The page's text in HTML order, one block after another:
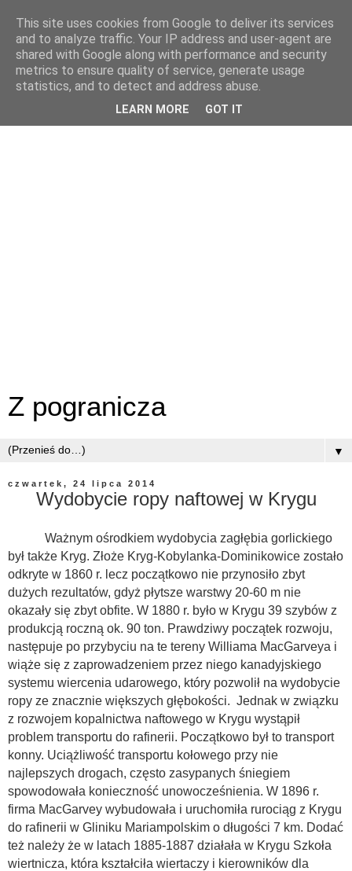
Z pogranicza
▼
czwartek, 24 lipca 2014
Wydobycie ropy naftowej w Krygu
Ważnym ośrodkiem wydobycia zagłębia gorlickiego
był także Kryg. Złoże Kryg-Kobylanka-Dominikowice zostało
odkryte w 1860 r. lecz początkowo nie przynosiło zbyt
dużych rezultatów, gdyż płytsze warstwy 20-60 m nie
okazały się zbyt obfite. W 1880 r. było w Krygu 39 szybów z
produkcją roczną ok. 90 ton. Prawdziwy początek rozwoju,
następuje po przybyciu na te tereny Williama MacGarveya i
wiąże się z zaprowadzeniem przez niego kanadyjskiego
systemu wiercenia udarowego, który pozwolił na wydobycie
ropy ze znacznie większych głębokości. Jednak w związku
z rozwojem kopalnictwa naftowego w Krygu wystąpił
problem transportu do rafinerii. Początkowo był to transport
konny. Uciążliwość transportu kołowego przy nie
najlepszych drogach, często zasypanych śniegiem
spowodowała konieczność unowocześnienia. W 1896 r.
firma MacGarvey wybudowała i uruchomiła rurociąg z Krygu
do rafinerii w Gliniku Mariampolskim o długości 7 km. Dodać
też należy że w latach 1885-1887 działała w Krygu Szkoła
wiertnicza, która kształciła wiertaczy i kierowników dla
This site uses cookies from Google to deliver its services
and to analyze traffic. Your IP address and user-agent are
shared with Google along with performance and security
metrics to ensure quality of service, generate usage
statistics, and to detect and address abuse.
LEARN MORE GOT IT